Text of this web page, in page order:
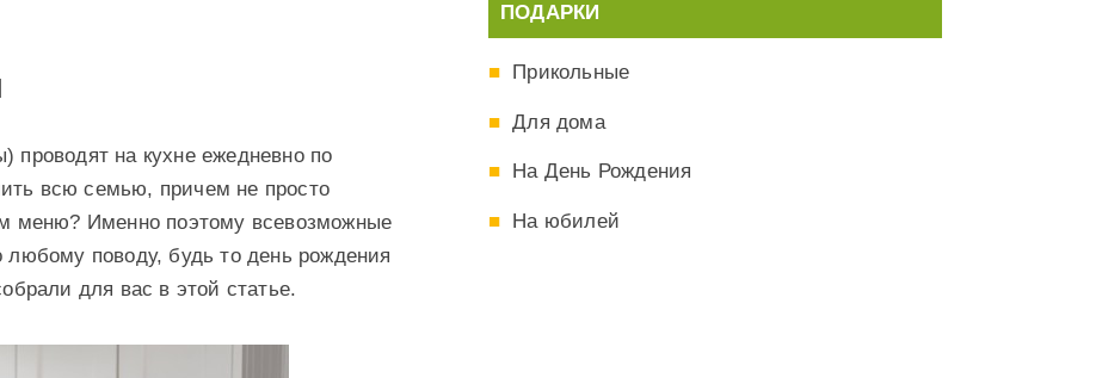
на кухне ежедневно по
всю семью, причем не просто
меню? Именно поэтому всевозможные
поводу, будь то день рождения
для вас в этой статье.
ПОДАРКИ
Прикольные
Для дома
На День Рождения
На юбилей